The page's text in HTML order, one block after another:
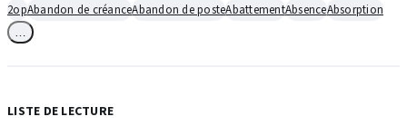
2opAbandon de créanceAbandon de posteAbattementAbsenceAbsorption
LISTE DE LECTURE